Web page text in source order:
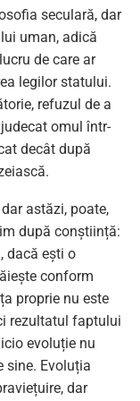
seculară, dar
uman, adică
de care ar
legilor statului.
refuzul de a
omul într-
decât după
astăzi, poate,
după conștiință:
dacă ești o
conform
proprie nu este
rezultatul faptului
evoluție nu
sine. Evoluția
dar